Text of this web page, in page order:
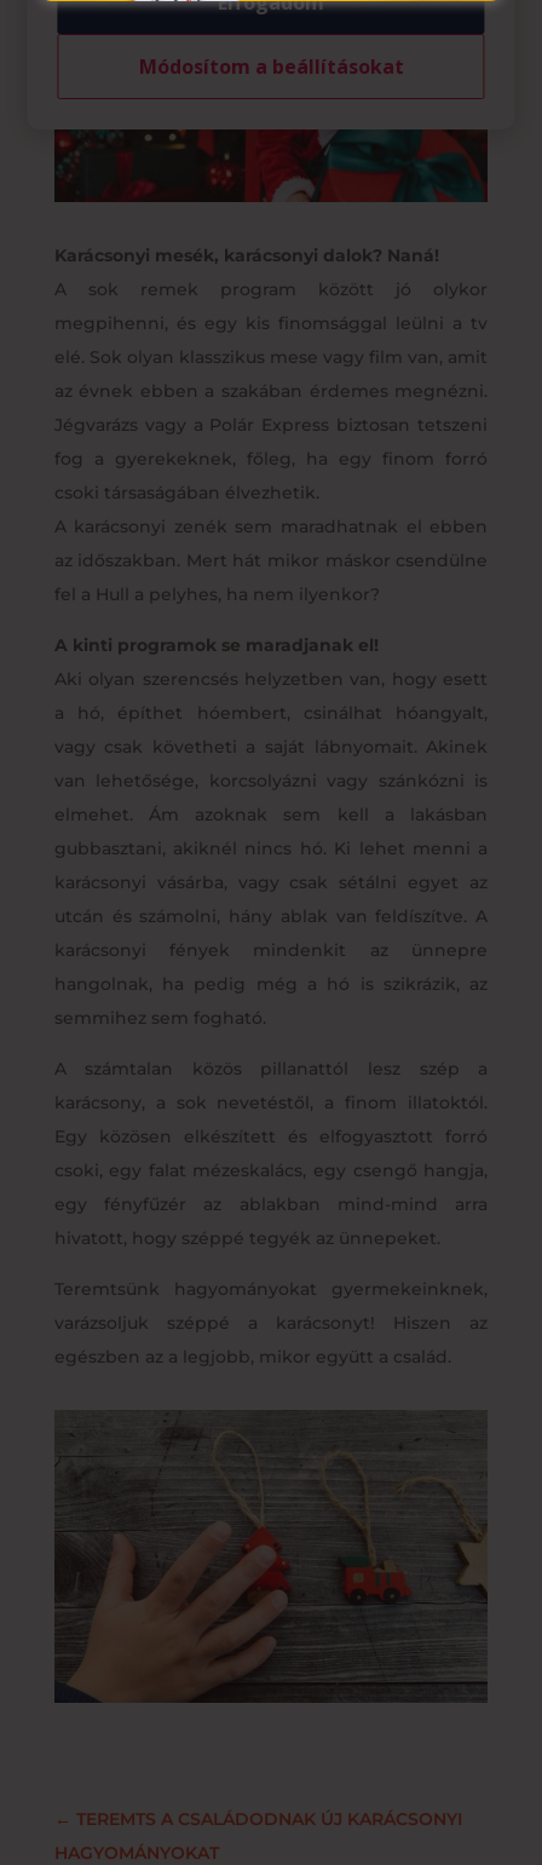
Karácsonyi mesék, karácsonyi dalok? Naná!
A sok remek program között jó olykor
megpihenni, és egy kis finomsággal leülni a tv
elé. Sok olyan klasszikus mese vagy film van, amit
az évnek ebben a szakában érdemes megnézni.
Jégvarázs vagy a Polár Express biztosan tetszeni
fog a gyerekeknek, főleg, ha egy finom forró
csoki társaságában élvezhetik.
A karácsonyi zenék sem maradhatnak el ebben
az időszakban. Mert hát mikor máskor csendülne
fel a Hull a pelyhes, ha nem ilyenkor?
A kinti programok se maradjanak el!
Aki olyan szerencsés helyzetben van, hogy esett
a hó, építhet hóembert, csinálhat hóangyalt,
vagy csak követheti a saját lábnyomait. Akinek
van lehetősége, korcsolyázni vagy szánkózni is
elmehet. Ám azoknak sem kell a lakásban
gubbasztani, akiknél nincs hó. Ki lehet menni a
karácsonyi vásárba, vagy csak sétálni egyet az
utcán és számolni, hány ablak van feldíszítve. A
karácsonyi fények mindenkit az ünnepre
hangolnak, ha pedig még a hó is szikrázik, az
semmihez sem fogható.
A számtalan közös pillanattól lesz szép a
karácsony, a sok nevetéstől, a finom illatoktól.
Egy közösen elkészített és elfogyasztott forró
csoki, egy falat mézeskalács, egy csengő hangja,
egy fényfűzér az ablakban mind-mind arra
hivatott, hogy széppé tegyék az ünnepeket.
Teremtsünk hagyományokat gyermekeinknek,
varázsoljuk széppé a karácsonyt! Hiszen az
egészben az a legjobb, mikor együtt a család.
← TEREMTS A CSALÁDODNAK ÚJ KARÁCSONYI
HAGYOMÁNYOKAT
Módosítom a beállításokat